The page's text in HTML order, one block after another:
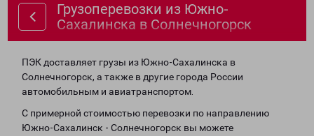
Грузоперевозки из Южно-
Сахалинска в Солнечногорск
ПЭК доставляет грузы из Южно-Сахалинска в
Солнечногорск, а также в другие города России
автомобильным и авиатранспортом.
С примерной стоимостью перевозки по направлению
Южно-Сахалинск - Солнечногорск вы можете